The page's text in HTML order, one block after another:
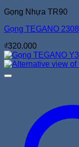
Gọng Nhựa TR90
Gọng TEGANO 2308
₫320.000